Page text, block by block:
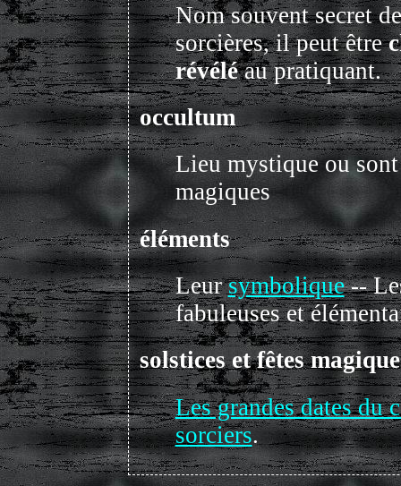
Nom souvent secret
sorcières, il peut être
révéléau pratiquant.
occultum
Lieu mystique ou
magiques
éléments
Leursymbolique--
fabuleuses et
solstices et fêtes
Les grandes dates du
sorciers.